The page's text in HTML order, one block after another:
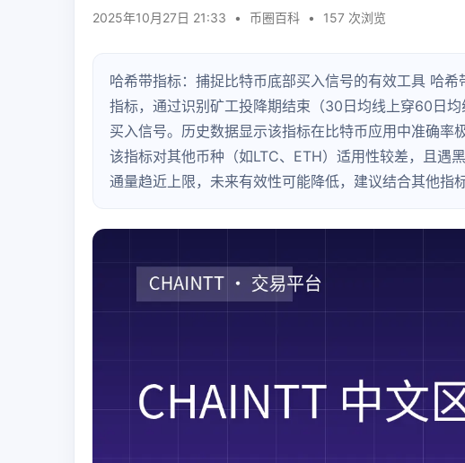
2025年10月27日 21:33 • 币圈百科 • 157 次浏览
哈希带指标：捕捉比特币底部买入信号的有效工具 哈
指标，通过识别矿工投降期结束（30日均线上穿60日
买入信号。历史数据显示该指标在比特币应用中准确
该指标对其他币种（如LTC、ETH）适用性较差，且遇
通量趋近上限，未来有效性可能降低，建议结合其他指